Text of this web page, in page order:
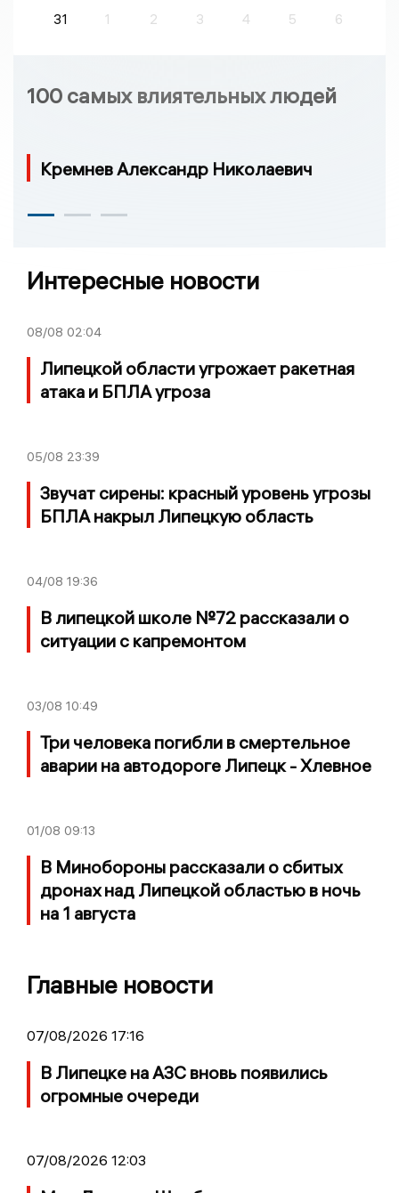
31
1 2 3 4 5 6
100 самых влиятельных людей
Кремнев Александр Николаевич
Интересные новости
08/08 02:04
Липецкой области угрожает ракетная
атака и БПЛА угроза
05/08 23:39
Звучат сирены: красный уровень угрозы
БПЛА накрыл Липецкую область
04/08 19:36
В липецкой школе №72 рассказали о
ситуации с капремонтом
03/08 10:49
Три человека погибли в смертельное
аварии на автодороге Липецк - Хлевное
01/08 09:13
В Минобороны рассказали о сбитых
дронах над Липецкой областью в ночь
на 1 августа
Главные новости
07/08/2026 17:16
В Липецке на АЗС вновь появились
огромные очереди
07/08/2026 12:03